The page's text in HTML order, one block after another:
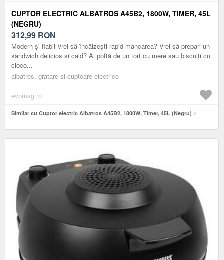
CUPTOR ELECTRIC ALBATROS A45B2, 1800W, TIMER, 45L
(NEGRU)
312,99 RON
Modern și fiabil Vrei să încălzești rapid mâncarea? Vrei să prepari un
sandwich delicios și cald? Ai poftă de un tort cu mere sau biscuiți cu
cioco...
albatros, gratare si cuptoare electrice
evomag.ro
Similar cu Cuptor electric Albatros A45B2, 1800W, Timer, 45L (Negru)